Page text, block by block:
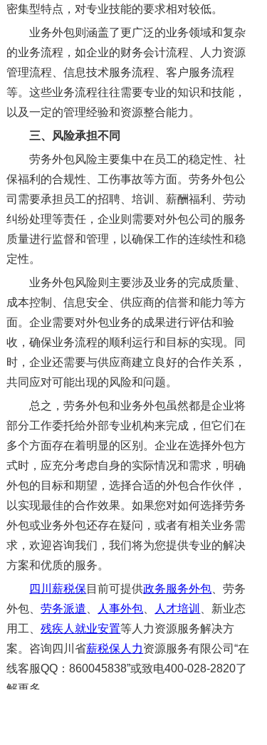
密集型特点，对专业技能的要求相对较低。
业务外包则涵盖了更广泛的业务领域和复杂
的业务流程，如企业的财务会计流程、人力资源
管理流程、信息技术服务流程、客户服务流程
等。这些业务流程往往需要专业的知识和技能，
以及一定的管理经验和资源整合能力。
三、风险承担不同
劳务外包风险主要集中在员工的稳定性、社
保福利的合规性、工伤事故等方面。劳务外包公
司需要承担员工的招聘、培训、薪酬福利、劳动
纠纷处理等责任，企业则需要对外包公司的服务
质量进行监督和管理，以确保工作的连续性和稳
定性。
业务外包风险则主要涉及业务的完成质量、
成本控制、信息安全、供应商的信誉和能力等方
面。企业需要对外包业务的成果进行评估和验
收，确保业务流程的顺利运行和目标的实现。同
时，企业还需要与供应商建立良好的合作关系，
共同应对可能出现的风险和问题。
总之，劳务外包和业务外包虽然都是企业将
部分工作委托给外部专业机构来完成，但它们在
多个方面存在着明显的区别。企业在选择外包方
式时，应充分考虑自身的实际情况和需求，明确
外包的目标和期望，选择合适的外包合作伙伴，
以实现最佳的合作效果。如果您对如何选择劳务
外包或业务外包还存在疑问，或者有相关业务需
求，欢迎咨询我们，我们将为您提供专业的解决
方案和优质的服务。
四川薪税保目前可提供政务服务外包、劳务
外包、劳务派遣、 人事外包、 人才培训 、新业态
用工、残疾人就业安置等人力资源服务解决方
案。咨询四川省薪税保人力资源服务有限公司“在
线客服QQ：860045838”或致电400-028-2820了
解更多。